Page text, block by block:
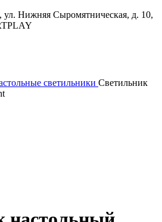
ул. Нижняя Сыромятническая, д. 10,
светильники Светильник